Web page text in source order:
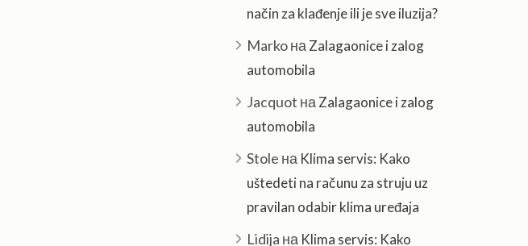
način za klađenje ili je sve iluzija?
Markoна Zalagaonice i zalog
automobila
Jacquot на Zalagaonice i zalog
automobila
Stole на Klima servis: Kako
uštedeti na računu za struju uz
pravilan odabir klima uređaja
Lidija на Klima servis: Kako